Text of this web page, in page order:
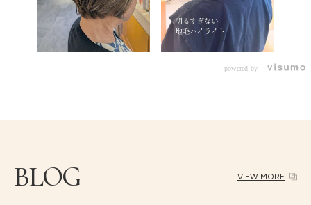
powered by
BLOG VIEW MORE